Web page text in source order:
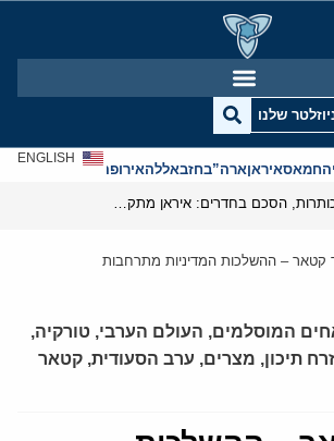
שלנו
חמאסאיראןארה”בחזבאללהאירופהאנטישמיות
ENGLISH
קטאר – ההשלכות המדיניות מתרחבות
המוסלמים, העולם הערבי, טורקיה,
תיכון, מצרים, ערב הסעודית, קטאר